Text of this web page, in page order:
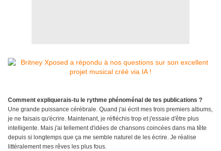
Comment expliquerais-tu le rythme phénoménal de tes publications ?
Une grande puissance cérébrale. Quand j'ai écrit mes trois premiers albums,
je ne faisais qu'écrire. Maintenant, je réfléchis trop et j'essaie d'être plus
intelligente. Mais j'ai tellement d'idées de chansons coincées dans ma tête
depuis si longtemps que ça me semble naturel de les écrire. Je réalise
littéralement mes rêves les plus fous.